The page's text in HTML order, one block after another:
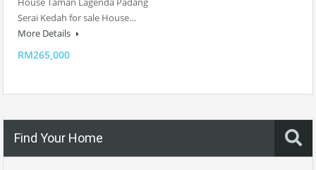
Serai Kedah for sale House…
More Details
RM265,000
Find Your Home